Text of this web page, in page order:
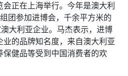
正在上海举行。今年是澳大利
团参加进博会，千余平方米的
大利亚企业。马杰表示，进博
的品牌知名度，来自澳大利亚
健品等受到中国消费者的欢